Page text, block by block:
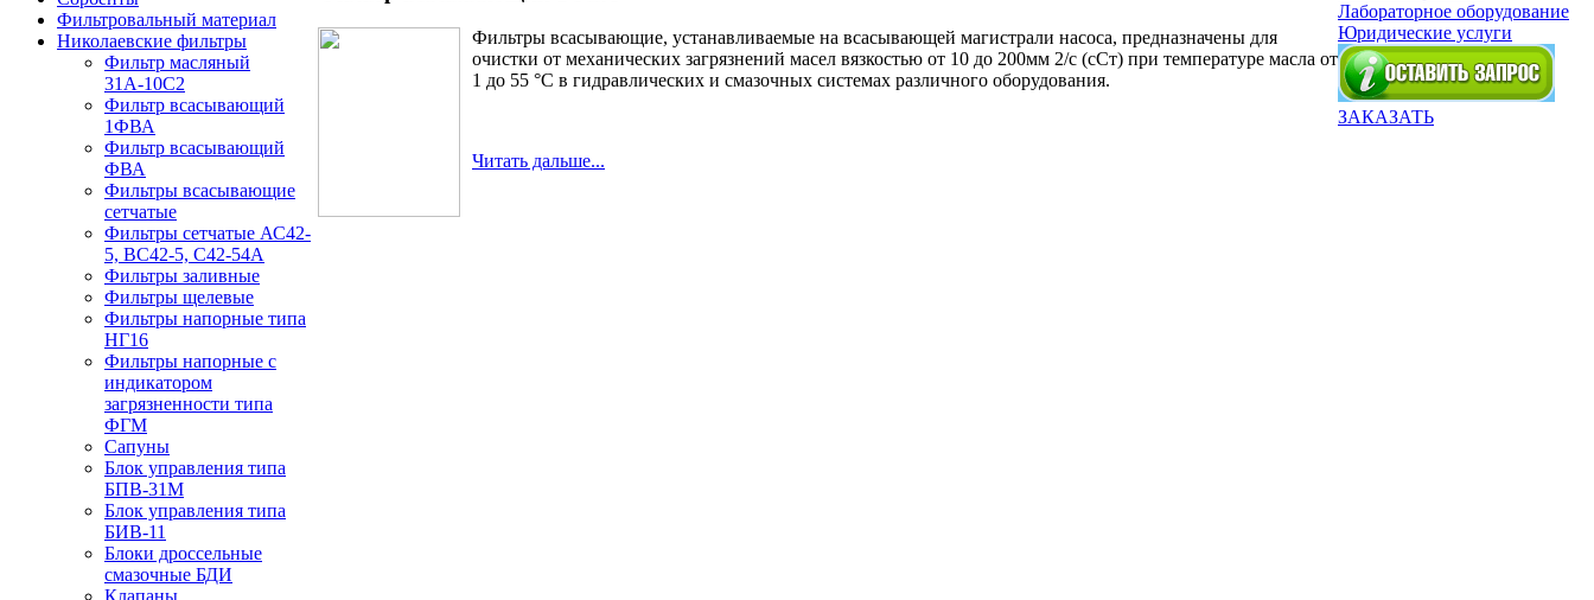
Фильтровальный материал
Николаевские фильтры
Фильтр масляный
31А-10С2
Фильтр всасывающий
1ФВА
Фильтр всасывающий
ФВА
Фильтры всасывающие
сетчатые
Фильтры сетчатые АС42-
5, ВС42-5, С42-54А
Фильтры заливные
Фильтры щелевые
Фильтры напорные типа
НГ16
Фильтры напорные с
индикатором
загрязненности типа
ФГМ
Сапуны
Блок управления типа
БПВ-31М
Блок управления типа
БИВ-11
Блоки дроссельные
смазочные БДИ
Клапаны
Фильтры всасывающие, устанавливаемые на всасывающей магистрали насоса, предназначены для
очистки от механических загрязнений масел вязкостью от 10 до 200мм 2/с (сСт) при температуре масла от
1 до 55 °С в гидравлических и смазочных системах различного оборудования.
Читать дальше...
Лабораторное оборудование
Юридические услуги
ЗАКАЗАТЬ